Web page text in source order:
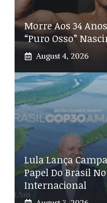
Morre Aos 34
“Puro Osso”
August 4, 2026
Lula Lança
Papel Do Brasil
Internacional